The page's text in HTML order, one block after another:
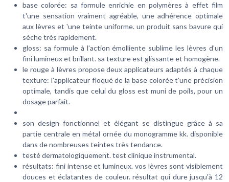
base colorée: sa formule enrichie en polymères à effet film
t'une sensation vraiment agréable, une adhérence optimale
aux lèvres et 'une teinte uniforme. un produit sans bavure qui
sèche très rapidement.
gloss: sa formule à l'action émolliente sublime les lèvres d'un
fini lumineux et brillant. sa texture est glissante et homogène.
le rouge à lèvres propose deux applicateurs adaptés à chaque
texture: l'applicateur floqué de la base colorée t'une précision
optimale, tandis que celui du gloss est muni de poils, pour un
dosage parfait.
son design fonctionnel et élégant se distingue grâce à sa
partie centrale en métal ornée du monogramme kk. disponible
dans de nombreuses teintes très tendance.
testé dermatologiquement. test clinique instrumental.
résultats: fini intense et lumineux. vos lèvres sont visiblement
douces et éclatantes de couleur. résultat qui dure jusqu'à 12